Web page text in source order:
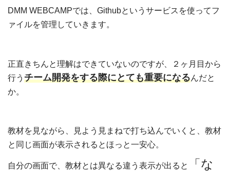
DMM WEBCAMPでは、Githubというサービスを使ってフ
ァイルを管理していきます。
正直きちんと理解はできていないのですが、２ヶ月目から
行う チーム開発をする際にとても重要になるんだと
か。
教材を見ながら、見よう見まねで打ち込んでいくと、教材
と同じ画面が表示されるとほっと一安心。
自分の画面で、教材とは異なる違う表示が出ると
「な